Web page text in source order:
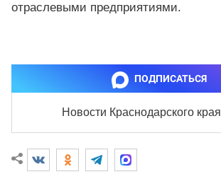
отраслевыми предприятиями.
ПОДПИСАТЬСЯ
Новости Краснодарского края